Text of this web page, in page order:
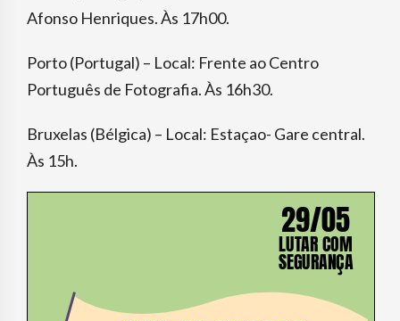
Afonso Henriques. Às 17h00.
Porto (Portugal) – Local: Frente ao Centro
Português de Fotografia. Às 16h30.
Bruxelas (Bélgica) – Local: Estaçao- Gare central.
Às 15h.